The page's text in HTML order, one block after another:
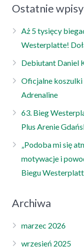
Ostatnie wpisy
Aż 5 tysięcy
Westerplatte!
Debiutant Daniel
Oficjalne
Adrenaline
63. Bieg
Plus Arenie
„Podoba mi się
motywacje i
Biegu
Archiwa
marzec 2026
wrzesień 2025